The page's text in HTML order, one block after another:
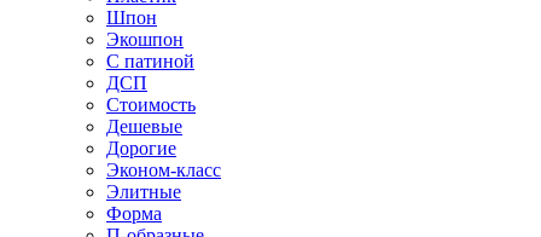
Шпон
Экошпон
С патиной
ДСП
Стоимость
Дешевые
Дорогие
Эконом-класс
Элитные
Форма